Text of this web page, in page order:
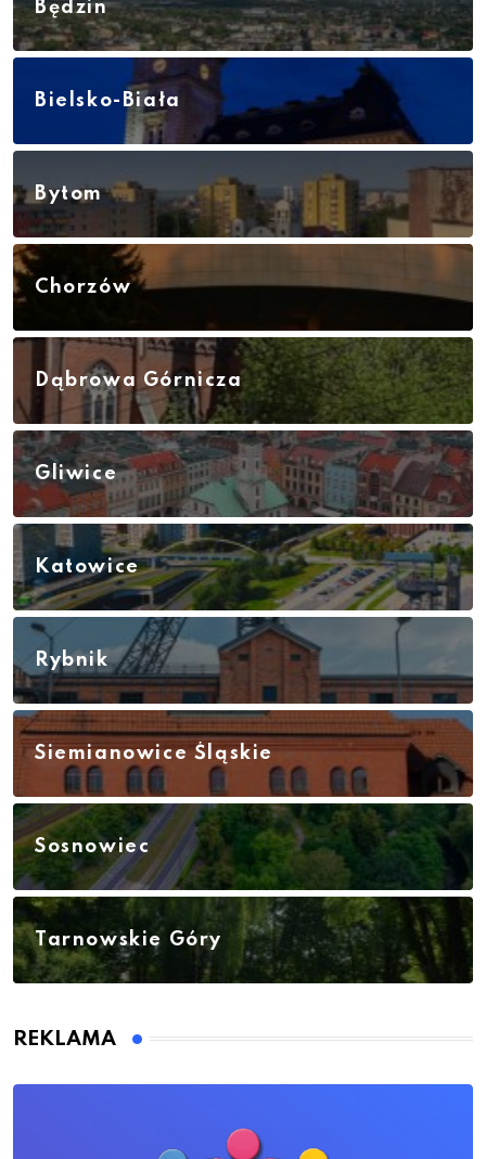
Będzin
Bielsko-Biała
Bytom
Chorzów
Dąbrowa Górnicza
Gliwice
Katowice
Rybnik
Siemianowice Śląskie
Sosnowiec
Tarnowskie Góry
REKLAMA